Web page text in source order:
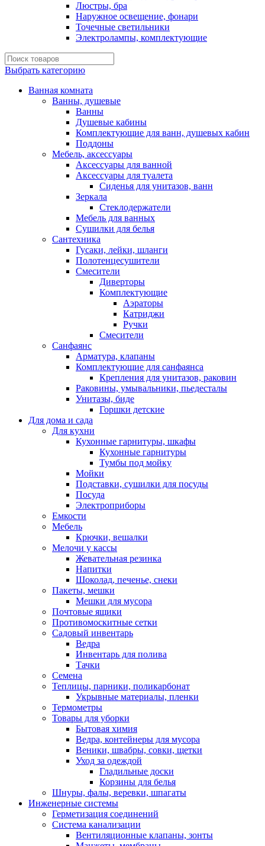
Люстры, бра
Наружное освещение, фонари
Точечные светильники
Электролампы, комплектующие
Выбрать категорию
Ванная комната
Ванны, душевые
Ванны
Душевые кабины
Комплектующие для ванн, душевых кабин
Поддоны
Мебель, аксессуары
Аксессуары для ванной
Аксессуары для туалета
Сиденья для унитазов, ванн
Зеркала
Стеклодержатели
Мебель для ванных
Сушилки для белья
Сантехника
Гусаки, лейки, шланги
Полотенцесушители
Смесители
Диверторы
Комплектующие
Аэраторы
Катриджи
Ручки
Смесители
Санфаянс
Арматура, клапаны
Комплектующие для санфаянса
Крепления для унитазов, раковин
Раковины, умывальники, пьедесталы
Унитазы, биде
Горшки детские
Для дома и сада
Для кухни
Кухонные гарнитуры, шкафы
Кухонные гарнитуры
Тумбы под мойку
Мойки
Подставки, сушилки для посуды
Посуда
Электроприборы
Емкости
Мебель
Крючки, вешалки
Мелочи у кассы
Жевательная резинка
Напитки
Шоколад, печенье, снеки
Пакеты, мешки
Мешки для мусора
Почтовые ящики
Противомоскитные сетки
Садовый инвентарь
Ведра
Инвентарь для полива
Тачки
Семена
Теплицы, парники, поликарбонат
Укрывные материалы, пленки
Термометры
Товары для уборки
Бытовая химия
Ведра, контейнеры для мусора
Веники, швабры, совки, щетки
Уход за одеждой
Гладильные доски
Корзины для белья
Шнуры, фалы, веревки, шпагаты
Инженерные системы
Герметизация соединений
Система канализации
Вентиляционные клапаны, зонты